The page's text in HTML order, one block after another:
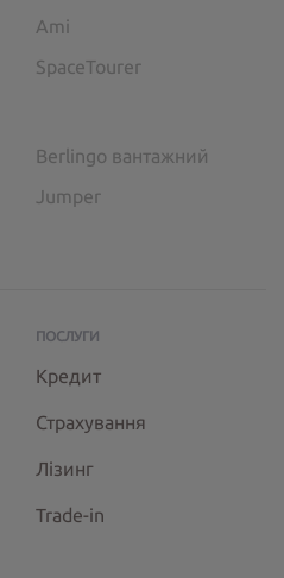
Ami
SpaceTourer
Berlingo вантажний
Jumper
ПОСЛУГИ
Кредит
Страхування
Лізинг
Trade-in